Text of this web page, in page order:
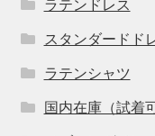
ラテンドレス
スタンダードド
ラテンシャツ
国内在庫（試着